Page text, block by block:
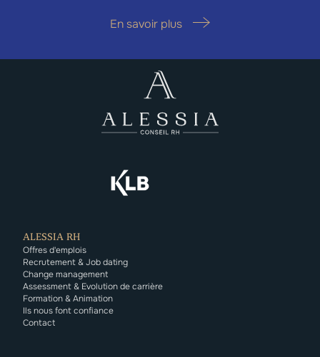
En savoir plus
ALESSIA RH
Offres d'emplois
Recrutement & Job dating
Change management
Assessment & Evolution de carrière
Formation & Animation
Ils nous font confiance
Contact